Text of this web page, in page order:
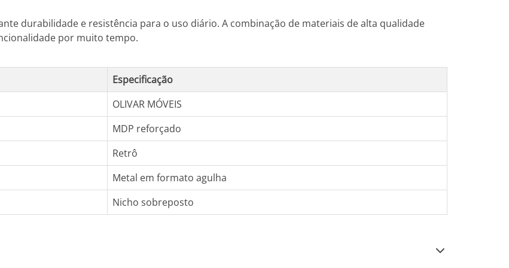
durabilidade e resistência para o uso diário. A combinação de materiais de alta qualidade
por muito tempo.
Especificação
OLIVAR MÓVEIS
MDP reforçado
Retrô
Metal em formato agulha
Nicho sobreposto